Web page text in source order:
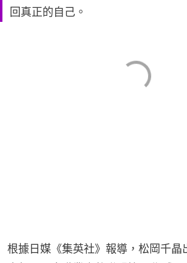
回真正的自己。
根據日媒《集英社》報導，松岡千晶